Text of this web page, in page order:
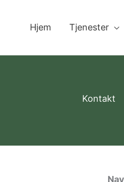
Hjem Tjenester
Kontakt